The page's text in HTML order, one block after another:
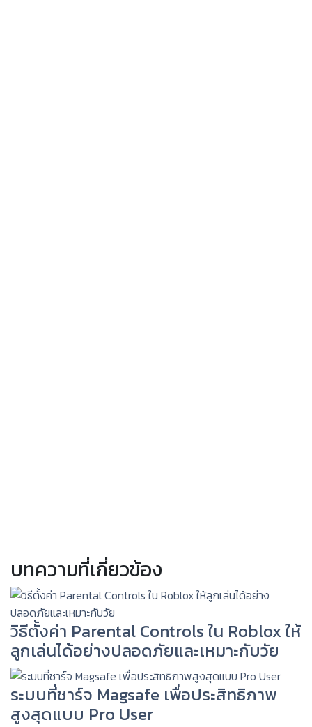
บทความที่เกี่ยวข้อง
วิธีตั้งค่า Parental Controls ใน Roblox ให้
ลูกเล่นได้อย่างปลอดภัยและเหมาะกับวัย
ระบบที่ชาร์จ Magsafe เพื่อประสิทธิภาพ
สูงสุดแบบ Pro User